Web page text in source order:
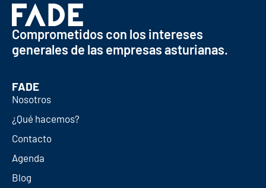
Comprometidos con los intereses
generales de las empresas asturianas.
FADE
Nosotros
¿Qué hacemos?
Contacto
Agenda
Blog